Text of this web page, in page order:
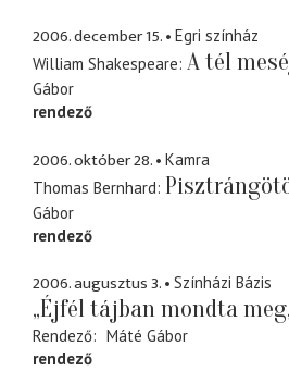
2006. december 15.
Egri színház
William Shakespeare A tél
Gábor
rendező
2006. október 28.
Kamra
Thomas Bernhard
Gábor
rendező
2006. augusztus 3. Színházi Bázis
„Éjfél tájban mondta
Rendező
Máté Gábor
rendező